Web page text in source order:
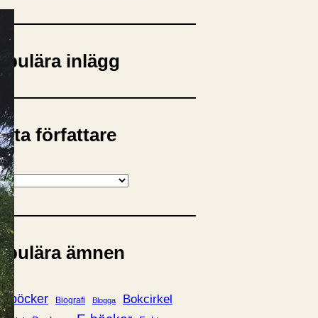
inlägg
författare
ämnen
Biografi Blogga Bokcirkel